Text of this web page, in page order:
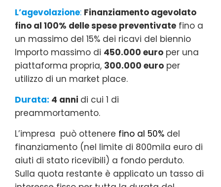
L’agevolazione: Finanziamento agevolato
fino al 100% delle spese preventivate fino a
un massimo del 15% dei ricavi del biennio
Importo massimo di 450.000 euro per una
piattaforma propria, 300.000 euro per
utilizzo di un market place.
Durata: 4 anni di cui 1 di
preammortamento.
L’impresa può ottenere fino al 50% del
finanziamento (nel limite di 800mila euro di
aiuti di stato ricevibili) a fondo perduto.
Sulla quota restante è applicato un tasso di